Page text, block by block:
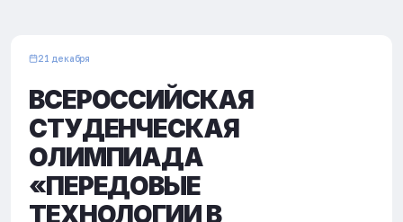
21 декабря
ВСЕРОССИЙСКАЯ
СТУДЕНЧЕСКАЯ
ОЛИМПИАДА
«ПЕРЕДОВЫЕ
ТЕХНОЛОГИИ В